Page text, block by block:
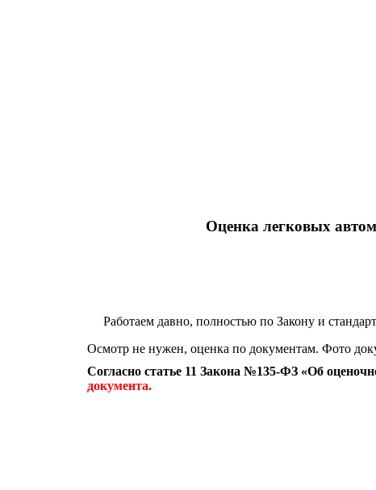
Оценка легковых
Работаем давно, полностью по Закону и
Осмотр не нужен, оценка по документам. Фото
Согласно статье 11 Закона №135-ФЗ «Об
документа.